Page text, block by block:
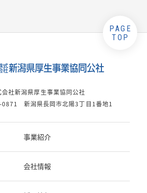
PAGE
TOP
会社新潟県厚生事業協同公社
新潟県長岡市北陽3丁目1番地1
事業紹介
会社情報